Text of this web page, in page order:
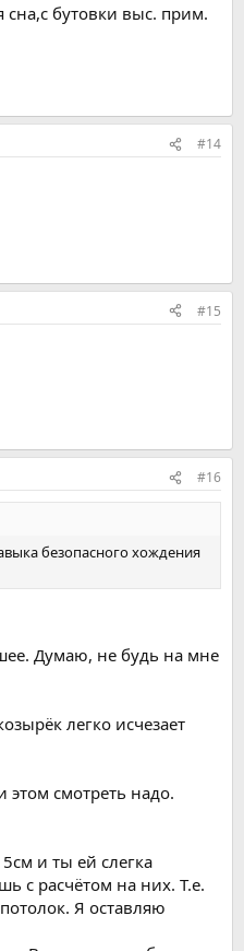
сна,с бутовки выс. прим.
#14
#15
#16
безопасного хождения
Думаю, не будь на мне
легко исчезает
смотреть надо.
и ты ей слегка
с расчётом на них. Т.е.
Я оставляю